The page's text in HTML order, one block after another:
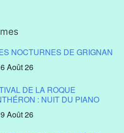
NOCTURNES DE GRIGNAN
6 Août 26
DE LA ROQUE
: NUIT DU PIANO
9 Août 26